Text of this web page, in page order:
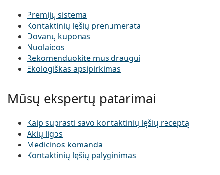
Premijų sistema
Kontaktinių lęšių prenumerata
Dovanų kuponas
Nuolaidos
Rekomenduokite mus draugui
Ekologiškas apsipirkimas
Mūsų ekspertų patarimai
Kaip suprasti savo kontaktinių lęšių receptą
Akių ligos
Medicinos komanda
Kontaktinių lęšių palyginimas